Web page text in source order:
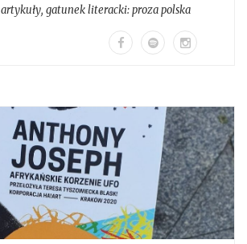
artykuły, gatunek literacki:proza polska